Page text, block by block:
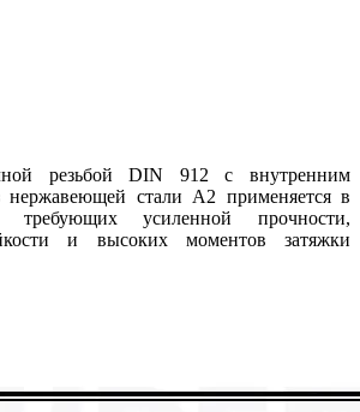
резьбой DIN 912 с внутренним
нержавеющей стали А2 применяется в
требующих усиленной прочности,
и высоких моментов затяжки